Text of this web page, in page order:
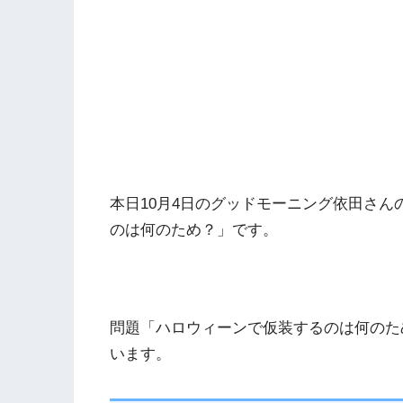
本日10月4日のグッドモーニング依田さ
のは何のため？」です。
問題「ハロウィーンで仮装するのは何の
います。